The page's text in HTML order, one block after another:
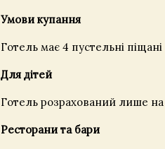
Умови купання
Готель має 4 пустельні
Для дітей
Готель розрахований лише
Ресторани та бари